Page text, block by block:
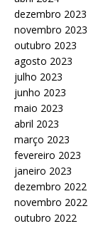
dezembro 2023
novembro 2023
outubro 2023
agosto 2023
julho 2023
junho 2023
maio 2023
abril 2023
março 2023
fevereiro 2023
janeiro 2023
dezembro 2022
novembro 2022
outubro 2022